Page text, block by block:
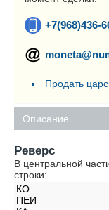
+7(968)436-
Продать
Описание
Реверс
В центральной
строки:
КО
ПЕИ